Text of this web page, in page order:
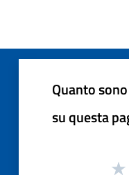
Quanto
su questa